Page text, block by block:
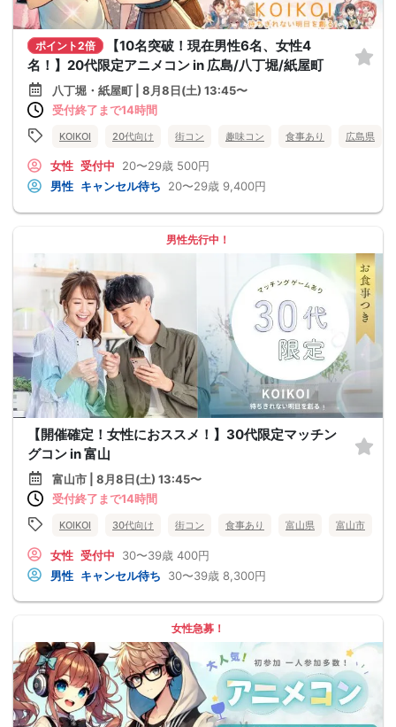
ポイント2倍
【10名突破！現在男性6名、女性4
名！】20代限定アニメコン in 広島/八丁堀/紙屋町
八丁堀・紙屋町 | 8月8日(土) 13:45〜
受付終了まで14時間
KOIKOI 20代向け 街コン 趣味コン 食事あり 広島県
女性 受付中 20〜29歳 500円
男性 キャンセル待ち 20〜29歳 9,400円
男性先行中！
【開催確定！女性におススメ！】30代限定マッチン
グコン in 富山
富山市 | 8月8日(土) 13:45〜
受付終了まで14時間
KOIKOI 30代向け 街コン 食事あり 富山県 富山市
女性 受付中 30〜39歳 400円
男性 キャンセル待ち 30〜39歳 8,300円
女性急募！